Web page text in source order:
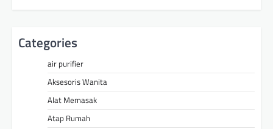
Categories
air purifier
Aksesoris Wanita
Alat Memasak
Atap Rumah